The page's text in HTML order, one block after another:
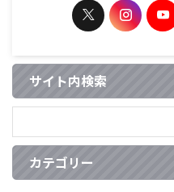
サイト内検索
カテゴリー